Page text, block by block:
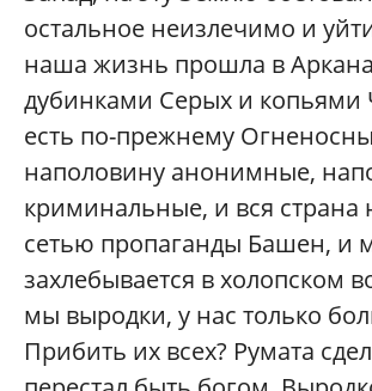
остальное неизлечимо и
наша жизнь прошла в
дубинками Серых и копьями
есть по-прежнему
наполовину анонимные,
криминальные, и вся страна
сетью пропаганды Башен, и
захлебывается в холопском
мы выродки, у нас только
Прибить их всех? Румата